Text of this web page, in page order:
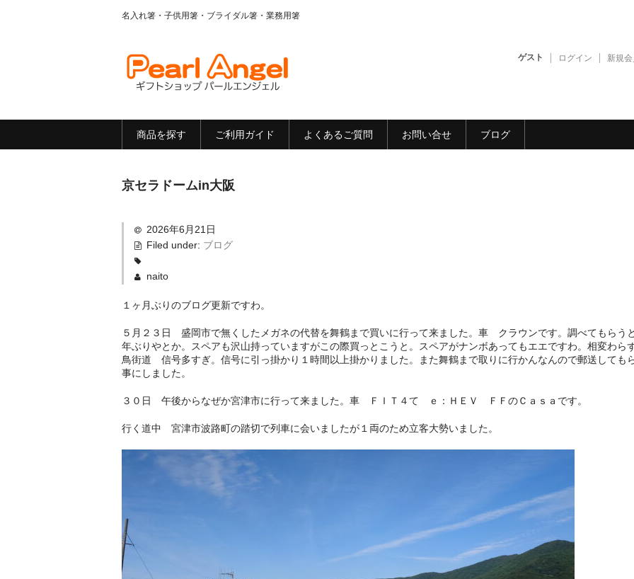
名入れ箸・子供用箸・ブライダル箸・業務用箸
ゲスト ログイン 新規
商品を探す ご利用ガイド よくあるご質問 お問い合せ ブログ
京セラドームin大阪
2026年6月21日
Filed under: ブログ
naito
１ヶ月ぶりのブログ更新ですわ。
５月２３日 盛岡市で無くしたメガネの代替を舞鶴まで買いに行って来ました。車 クラウンです。調べてもらう
年ぶりやとか。スペアも沢山持っていますがこの際買っとこうと。スペアがナンボあってもエエですわ。相変わら
鳥街道 信号多すぎ。信号に引っ掛かり１時間以上掛かりました。また舞鶴まで取りに行かんなんので郵送しても
事にしました。
３０日 午後からなぜか宮津市に行って来ました。車 ＦＩＴ４て ｅ：ＨＥＶ ＦＦのＣａｓａです。
行く道中 宮津市波路町の踏切で列車に会いましたが１両のため立客大勢いました。